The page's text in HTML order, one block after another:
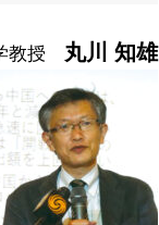
教授 丸川 知雄